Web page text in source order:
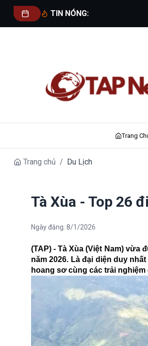
TIN NÓNG:
Trang
Trang chủ / Du Lịch
Tà Xùa - Top 26
Ngày đăng: 8/1/2026
(TAP) - Tà Xùa (Việt Nam) vừa
năm 2026. Là đại diện duy
hoang sơ cùng các trải